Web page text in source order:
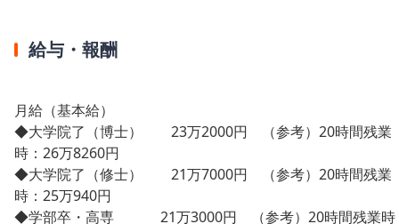
給与・報酬
月給（基本給）
◆大学院了（博士） 23万2000円 （参考）20時間残業
時：26万8260円
◆大学院了（修士） 21万7000円 （参考）20時間残業
時：25万940円
◆学部卒・高専 21万3000円 （参考）20時間残業時